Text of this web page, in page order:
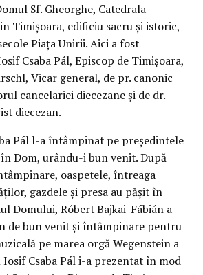
Sf. Gheorghe, Catedrala
Timișoara, edificiu sacru și istoric,
Piața Unirii. Aici a fost
Csaba Pál, Episcop de Timișoara,
Vicar general, de pr. canonic
cancelariei diecezane și de dr.
diecezan.
Pál l-a întâmpinat pe președintele
Dom, urându-i bun venit. După
oaspetele, întreaga
gazdele și presa au pășit în
Domului, Róbert Bajkai-Fábián a
de bun venit și întâmpinare pentru
pe marea orgă Wegenstein a
Csaba Pál i-a prezentat în mod